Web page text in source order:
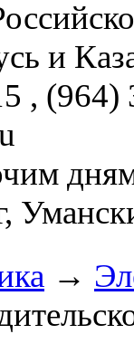
и
, (964)
→